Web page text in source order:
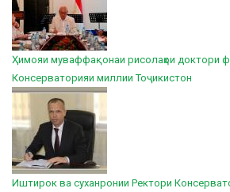
Ҳимояи муваффақонаи рисолаҳои доктори
Консерваторияи миллии Тоҷикистон
Иштирок ва суханронии Ректори